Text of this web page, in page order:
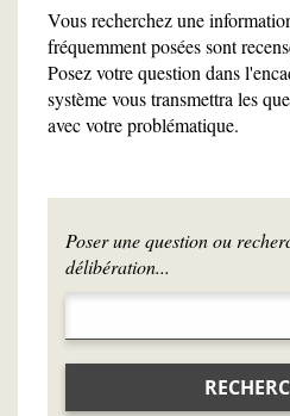
Vous recherchez une
fréquemment posées sont
Posez votre question dans
système vous transmettra les
avec votre problématique.
Poser une question ou
délibération...